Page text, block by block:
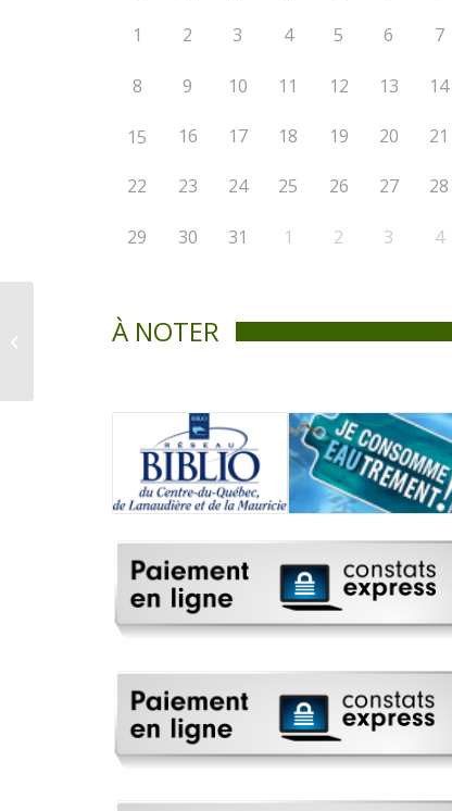
1 2 3 4 5 6 7
8 9 10 11 12 13 14
15 16 17 18 19 20 21
22 23 24 25 26 27 28
29 30 31 1 2 3 4
À NOTER
La Voix de St-Didace –